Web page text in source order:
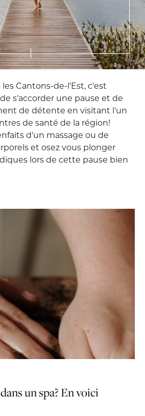
Cantons-de-l'Est, c'est
s'accorder une pause et de
de détente en visitant l'un
de santé de la région!
d'un massage ou de
et osez vous plonger
lors de cette pause bien
un spa? En voici